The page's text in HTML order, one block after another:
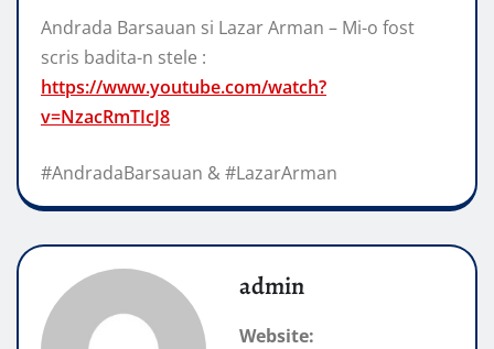
Andrada Barsauan si Lazar Arman – Mi-o fost
scris badita-n stele :
https://www.youtube.com/watch?
v=NzacRmTIcJ8
#AndradaBarsauan & #LazarArman
admin
Website: